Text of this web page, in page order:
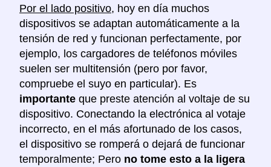
Por el lado positivo, hoy en día muchos
dispositivos se adaptan automáticamente a la
tensión de red y funcionan perfectamente, por
ejemplo, los cargadores de teléfonos móviles
suelen ser multitensión (pero por favor,
compruebe el suyo en particular). Es
importante que preste atención al voltaje de su
dispositivo. Conectando la electrónica al votaje
incorrecto, en el más afortunado de los casos,
el dispositivo se romperá o dejará de funcionar
temporalmente; Pero no tome esto a la ligera